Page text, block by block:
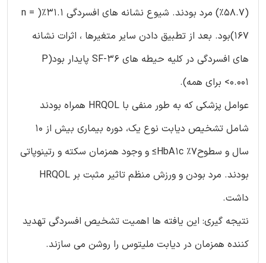
(58.7%) مرد بودند. شیوع نشانه های افسردگی 31.1%( n =
167)بود. بعد از تطبیق دادن سایر متغیرها ، اثرات نشانه
های افسردگی در کلیه حیطه های SF-36 پایدار بود(P
<0.001 برای همه).
عوامل پزشکی که به طور منفی با HRQOL همراه بودند
شامل تشخیص دیابت نوع یک، دوره بیماری بیش از 10
سال و سطوح7% HbA1c≥ و وجود همزمان سکته و رتینوپاتی
بودند. مرد بودن و ورزش منظم تاثیر مثبت بر HRQOL
داشت.
نتیجه گیری: این یافته ها اهمیت تشخیص افسردگی تهدید
کننده همزمان در دیابت ملیتوس را روشن می سازند.